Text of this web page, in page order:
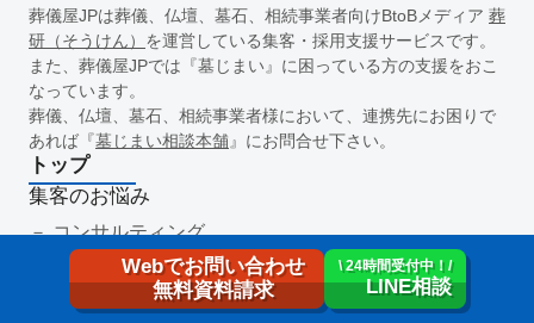
葬儀屋JPは葬儀、仏壇、墓石、相続事業者向けBtoBメディア 葬
研（そうけん） を運営している集客・採用支援サービスです。
また、葬儀屋JPでは『墓じまい』に困っている方の支援をおこ
なっています。
葬儀、仏壇、墓石、相続事業者様において、連携先にお困りで
あれば『墓じまい相談本舗 』にお問合せ下さい。
トップ
集客のお悩み
コンサルティング
集客支援
採用のお悩み
採用支援
Webでお問い合わせ
無料資料請求
\ 24時間受付中！/
LINE相談